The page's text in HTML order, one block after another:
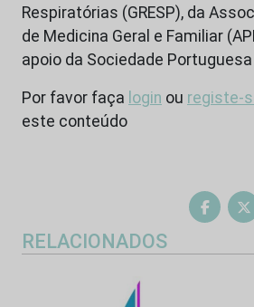
Respiratórias (GRESP), da
de Medicina Geral e Familiar
apoio da Sociedade
Por favor faça login ou registe-
este conteúdo
RELACIONADOS